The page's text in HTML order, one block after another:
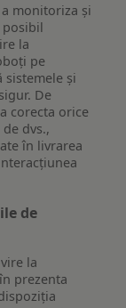
monitoriza și
posibil
la
pe
sistemele și
De
corecta orice
dvs.,
în livrarea
de
la
prezenta